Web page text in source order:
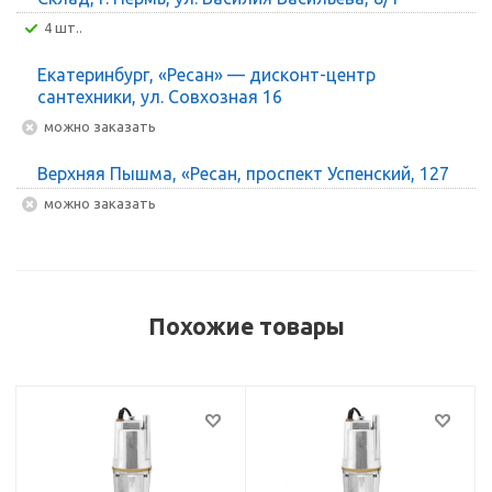
4 шт..
Екатеринбург, «Ресан» — дисконт-центр
сантехники, ул. Совхозная 16
Можно заказать
Верхняя Пышма, «Ресан, проспект Успенский, 127
Можно заказать
Похожие товары